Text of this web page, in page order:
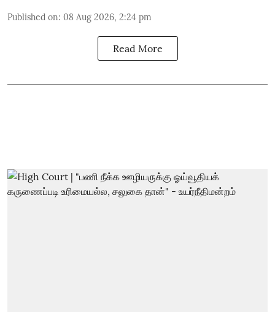
Published on: 08 Aug 2026, 2:24 pm
Read More